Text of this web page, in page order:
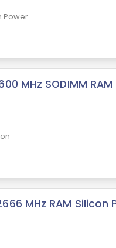
Power
MHz SODIMM
MHz RAM Silicon